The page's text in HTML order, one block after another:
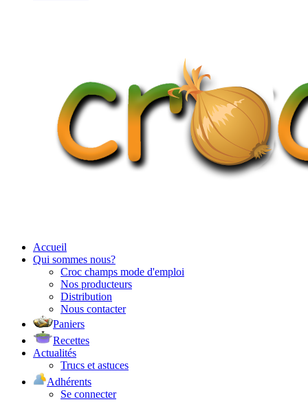
Accueil
Qui sommes nous?
Croc champs mode d'emploi
Nos producteurs
Distribution
Nous contacter
Paniers
Recettes
Actualités
Trucs et astuces
Adhérents
Se connecter